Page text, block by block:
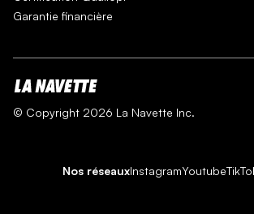
Garantie financière
© Copyright 2026 La Navette Inc.
Nos réseauxInstagramYoutube